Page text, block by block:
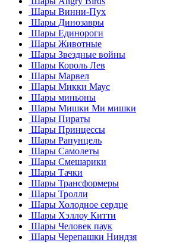
Шары Винни-Пух
Шары Динозавры
Шары Единороги
Шары Животные
Шары Звездные войны
Шары Король Лев
Шары Марвел
Шары Микки Маус
Шары миньоны
Шары Мишки Ми мишки
Шары Пираты
Шары Принцессы
Шары Рапунцель
Шары Самолеты
Шары Смешарики
Шары Тачки
Шары Трансформеры
Шары Тролли
Шары Холодное сердце
Шары Хэллоу Китти
Шары Человек паук
Шары Черепашки Ниндзя